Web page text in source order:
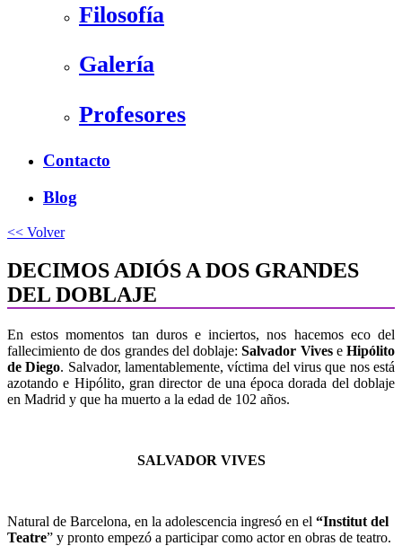
Filosofía
Galería
Profesores
Contacto
Blog
<< Volver
DECIMOS ADIÓS A DOS GRANDES
DEL DOBLAJE
En estos momentos tan duros e inciertos, nos hacemos eco del
fallecimiento de dos grandes del doblaje:Salvador ViveseHipólito
de Diego. Salvador, lamentablemente, víctima del virus que nos está
azotando e Hipólito, gran director de una época dorada del doblaje
en Madrid y que ha muerto a la edad de 102 años.
SALVADOR VIVES
Natural de Barcelona, en la adolescencia ingresó en el “Institut del
Teatre” y pronto empezó a participar como actor en obras de teatro.